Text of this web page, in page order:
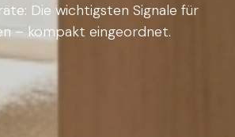
Die wichtigsten Signale für
– kompakt eingeordnet.